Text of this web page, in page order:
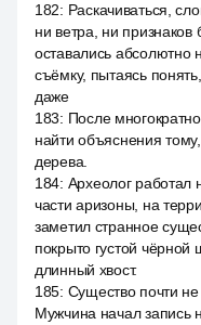
182: Раскачиваться,
ни ветра, ни
оставались
съёмку, пытаясь
даже
183: После
найти объяснения
дерева.
184: Археолог работал
части аризоны, на
заметил странное
покрыто густой чёрной
длинный хвост.
185: Существо почти
Мужчина начал запись